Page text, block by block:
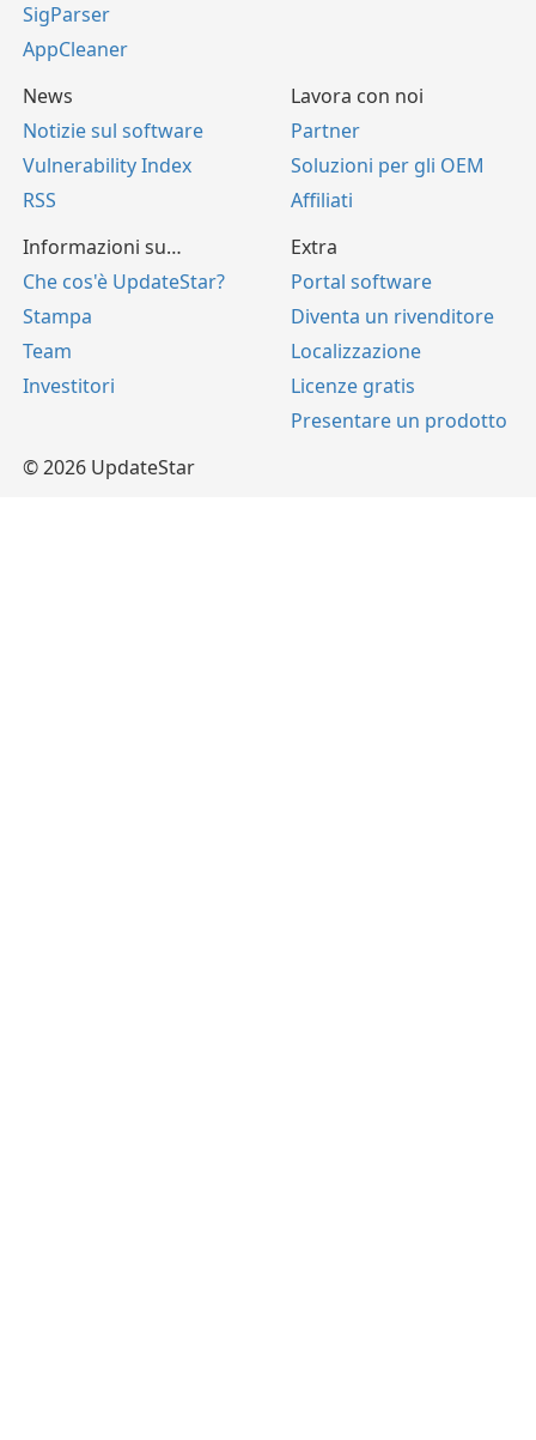
SigParser
AppCleaner
News
Notizie sul software
Vulnerability Index
RSS
Lavora con noi
Partner
Soluzioni per gli OEM
Affiliati
Informazioni su…
Che cos'è UpdateStar?
Stampa
Team
Investitori
Extra
Portal software
Diventa un rivenditore
Localizzazione
Licenze gratis
Presentare un prodotto
© 2026 UpdateStar